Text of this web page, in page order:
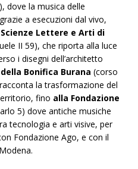
dove la musica delle
a esecuzioni dal vivo,
Lettere e Arti di
II 59), che riporta alla luce
i disegni dell’architetto
Bonifica Burana (corso
la trasformazione del
fino alla Fondazione
5) dove antiche musiche
tecnologia e arti visive, per
Fondazione Ago, e con il